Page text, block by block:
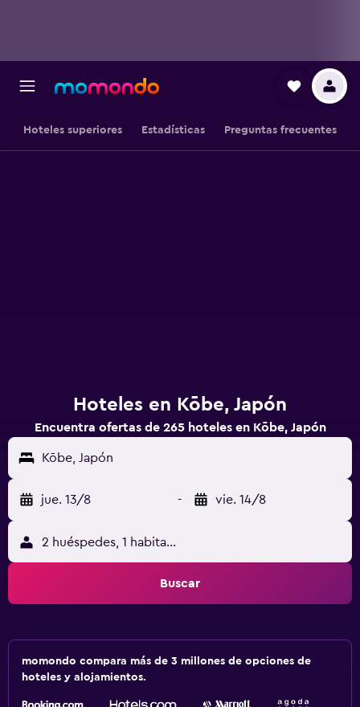
Hoteles superiores Estadísticas Preguntas frecuentes
Hoteles en Kōbe, Japón
Encuentra ofertas de 265 hoteles en Kōbe, Japón
Kōbe, Japón
jue. 13/8 - vie. 14/8
2 huéspedes, 1 habitación
Buscar
momondo compara más de 3 millones de opciones de
hoteles y alojamientos.